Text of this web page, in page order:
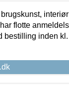
flotte
bestilling inden